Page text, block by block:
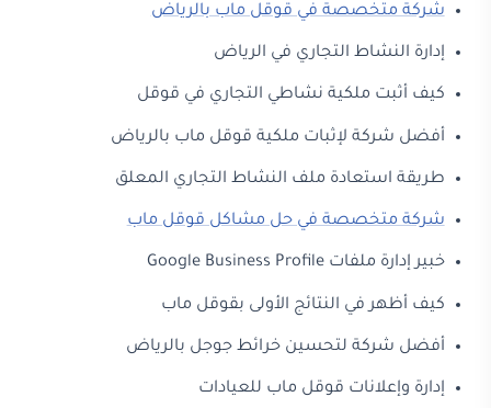
شركة متخصصة في قوقل ماب بالرياض
إدارة النشاط التجاري في الرياض
كيف أثبت ملكية نشاطي التجاري في قوقل
أفضل شركة لإثبات ملكية قوقل ماب بالرياض
طريقة استعادة ملف النشاط التجاري المعلق
شركة متخصصة في حل مشاكل قوقل ماب
خبير إدارة ملفات Google Business Profile
كيف أظهر في النتائج الأولى بقوقل ماب
أفضل شركة لتحسين خرائط جوجل بالرياض
إدارة وإعلانات قوقل ماب للعيادات